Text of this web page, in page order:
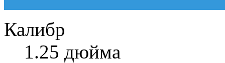
Калибр
1.25 дюйма